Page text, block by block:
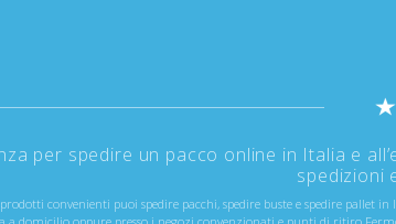
per spedire un pacco online in Italia e
spedizioni
convenienti puoi spedire pacchi, spedire buste e spedire pallet